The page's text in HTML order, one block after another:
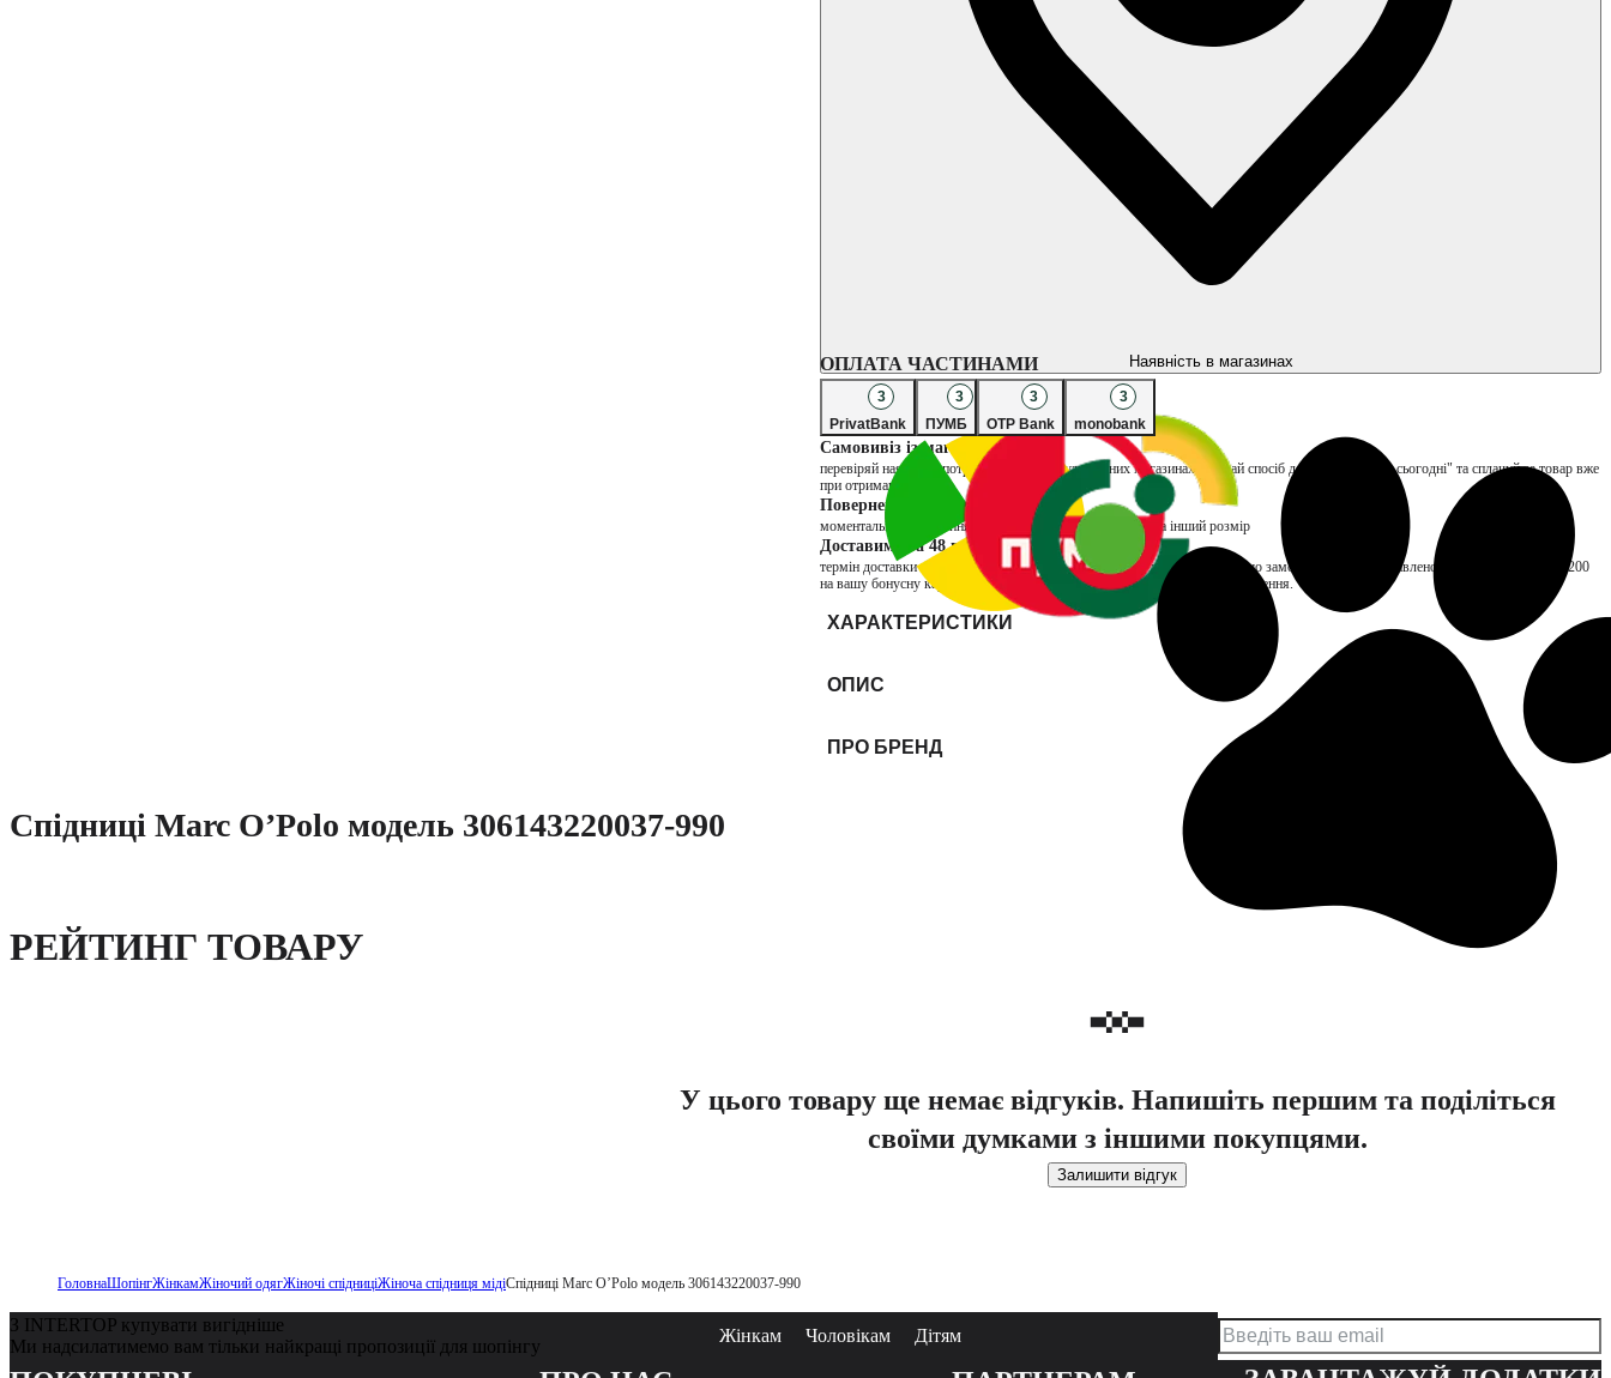
Наявність в магазинах
ОПЛАТА ЧАСТИНАМИ
3
PrivatBank
3
ПУМБ
3
OTP Bank
3
monobank
Самовивіз із магазину
перевіряй наявність потрібних товарів в улюблених магазинах, обирай спосіб доставки "Заберу сьогодні" та сплачуй за товар вже
при отриманні
Повернення через магазин
моментальне повернення коштів та можливість обміну на інший розмір
Доставимо за 48 годин
термін доставки товарів продавця INTERTOP складає до 48 годин. Якщо замовлення буде доставлено пізніше, нарахуємо ₴200
на вашу бонусну карту. Бонуси нараховуються тільки за отримані замовлення.
ХАРАКТЕРИСТИКИ
ОПИС
ПРО БРЕНД
Спідниці Marc O’Polo модель 306143220037-990
РЕЙТИНГ ТОВАРУ
У цього товару ще немає відгуків. Напишіть першим та поділіться
своїми думками з іншими покупцями.
Залишити відгук
ГоловнаШопінгЖінкамЖіночий одягЖіночі спідниціЖіноча спідниця мідіСпідниці Marc O’Polo модель 306143220037-990
З INTERTOP купувати вигідніше
Ми надсилатимемо вам тільки найкращі пропозиції для шопінгу
Жінкам Чоловікам Дітям